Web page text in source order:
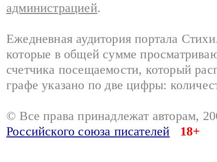
администрацией.
Ежедневная аудитория портала
которые в общей сумме
счетчика посещаемости, который
графе указано по две цифры:
© Все права принадлежат авторам,
Российского союза писателей
18+